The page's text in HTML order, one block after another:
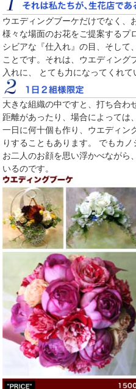
ウエディングブーケだけでなく
様々な場面のお花をご提案するプ
シビアな『仕入れ』の目、そして
ことです。それは、ウエディング
入れに、 とても力になってくれ
大きな組織の中ですと、打ち合わ
距離があったり、場合によっては
一日に何十個も作り、ウエディン
りすることもあります。 でもカ
お二人のお顔を思い浮かべながら
いるのです。